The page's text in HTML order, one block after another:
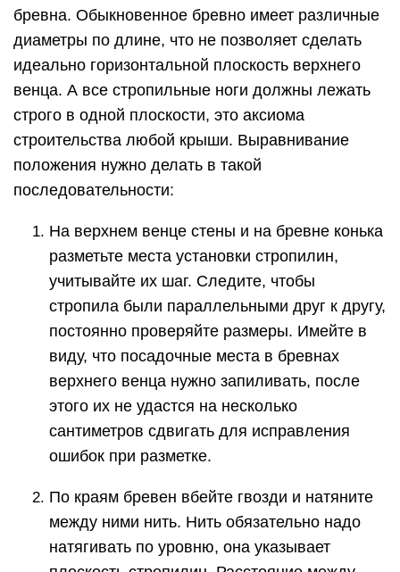
бревна. Обыкновенное бревно имеет различные
диаметры по длине, что не позволяет сделать
идеально горизонтальной плоскость верхнего
венца. А все стропильные ноги должны лежать
строго в одной плоскости, это аксиома
строительства любой крыши. Выравнивание
положения нужно делать в такой
последовательности:
На верхнем венце стены и на бревне конька
разметьте места установки стропилин,
учитывайте их шаг. Следите, чтобы
стропила были параллельными друг к другу,
постоянно проверяйте размеры. Имейте в
виду, что посадочные места в бревнах
верхнего венца нужно запиливать, после
этого их не удастся на несколько
сантиметров сдвигать для исправления
ошибок при разметке.
По краям бревен вбейте гвозди и натяните
между ними нить. Нить обязательно надо
натягивать по уровню, она указывает